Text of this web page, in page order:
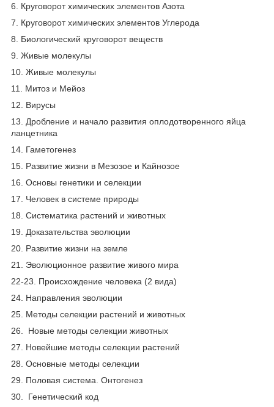
6. Круговорот химических элементов Азота
7. Круговорот химических элементов Углерода
8. Биологический круговорот веществ
9. Живые молекулы
10. Живые молекулы
11. Митоз и Мейоз
12. Вирусы
13. Дробление и начало развития оплодотворенного яйца
ланцетника
14. Гаметогенез
15. Развитие жизни в Мезозое и Кайнозое
16. Основы генетики и селекции
17. Человек в системе природы
18. Систематика растений и животных
19. Доказательства эволюции
20. Развитие жизни на земле
21. Эволюционное развитие живого мира
22-23. Происхождение человека (2 вида)
24. Направления эволюции
25. Методы селекции растений и животных
26. Новые методы селекции животных
27. Новейшие методы селекции растений
28. Основные методы селекции
29. Половая система. Онтогенез
30. Генетический код